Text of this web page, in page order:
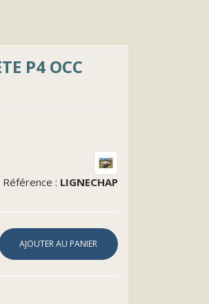
P4 OCC
Référence : LIGNECHAP
AJOUTER AU PANIER